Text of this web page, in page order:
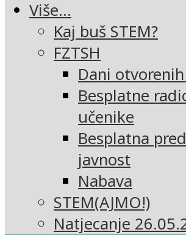
Više…
Kaj buš STEM?
FZTSH
Dani
Besplatne
učenike
Besplatna
javnost
Nabava
STEM(AJMO!)
Natjecanje